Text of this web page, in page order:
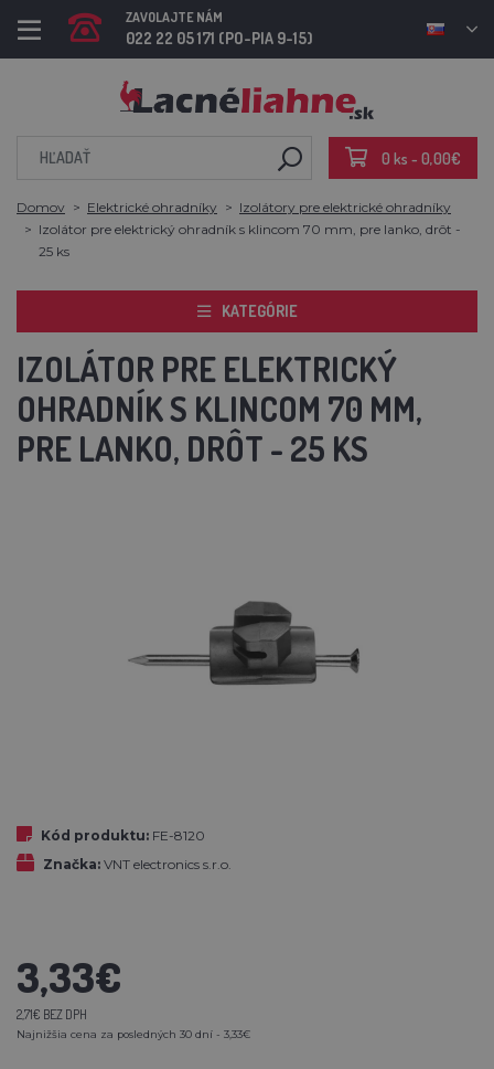
ZAVOLAJTE NÁM
022 22 05 171 (PO-PIA 9-15)
0 ks - 0,00€
Domov Elektrické ohradníky
Izolátory pre elektrické ohradníky
Izolátor pre elektrický ohradník s klincom 70 mm, pre lanko, drôt -
25 ks
KATEGÓRIE
IZOLÁTOR PRE ELEKTRICKÝ
OHRADNÍK S KLINCOM 70 MM,
PRE LANKO, DRÔT - 25 KS
Kód produktu: FE-8120
Značka: VNT electronics s.r.o.
3,33€
2,71€ BEZ DPH
Najnižšia cena za posledných 30 dní - 3,33€